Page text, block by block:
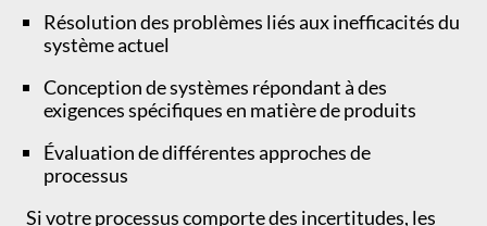
Résolution des problèmes liés aux inefficacités du
système actuel
Conception de systèmes répondant à des
exigences spécifiques en matière de produits
Évaluation de différentes approches de
processus
Si votre processus comporte des incertitudes, les